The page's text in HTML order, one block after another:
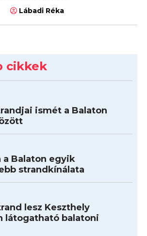
Lábadi Réka
cikkek
ismét a Balaton
a Balaton egyik
strandkínálata
lesz Keszthely
látogatható balatoni